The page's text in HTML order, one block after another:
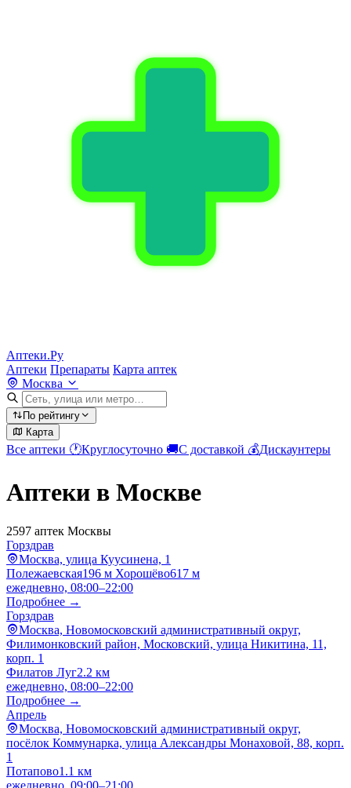
Аптеки.Ру
Аптеки Препараты Карта аптек
Москва
По рейтингу
Карта
Все аптеки 🕐Круглосуточно 🚚С доставкой 💰Дискаунтеры
Аптеки в Москве
2597 аптек Москвы
Горздрав
Москва, улица Куусинена, 1
Полежаевская196 м Хорошёво617 м
ежедневно, 08:00–22:00
Подробнее →
Горздрав
Москва, Новомосковский административный округ,
Филимонковский район, Московский, улица Никитина, 11,
корп. 1
Филатов Луг2.2 км
ежедневно, 08:00–22:00
Подробнее →
Апрель
Москва, Новомосковский административный округ,
посёлок Коммунарка, улица Александры Монаховой, 88, корп.
1
Потапово1.1 км
ежедневно, 09:00–21:00